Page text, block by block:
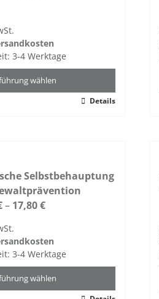
3-4 Werktage
wählen
Details
Selbstbehauptung
– 17,80€
3-4 Werktage
wählen